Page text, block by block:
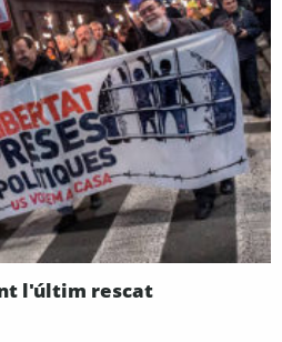
l'últim rescat